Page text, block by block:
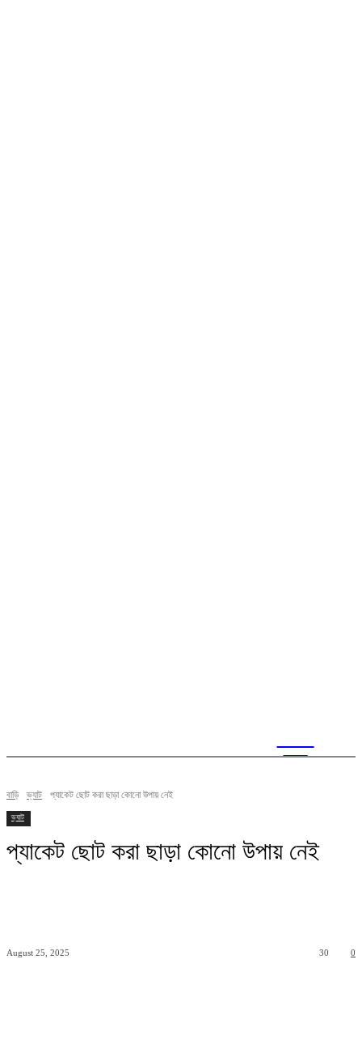
news
বাড়ি ভ্যাট প্যাকেট ছোট করা ছাড়া কোনো উপায় নেই
ভ্যাট
প্যাকেট ছোট করা ছাড়া কোনো উপায় নেই
August 25, 2025 0
30